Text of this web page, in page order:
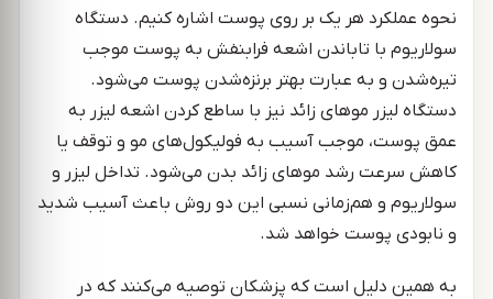
نحوه عملکرد هر یک بر روی پوست اشاره کنیم. دستگاه
سولاریوم با تاباندن اشعه فرابنفش به پوست موجب
تیره‌شدن و به عبارت بهتر برنزه‌شدن پوست می‌شود.
دستگاه لیزر موهای زائد نیز با ساطع کردن اشعه لیزر به
عمق پوست، موجب آسیب به فولیکول‌های مو و توقف یا
کاهش سرعت رشد موهای زائد بدن می‌شود. تداخل لیزر و
سولاریوم و هم‌زمانی نسبی این دو روش باعث آسیب شدید
و نابودی پوست خواهد شد.
به همین دلیل است که پزشکان توصیه می‌کنند که در